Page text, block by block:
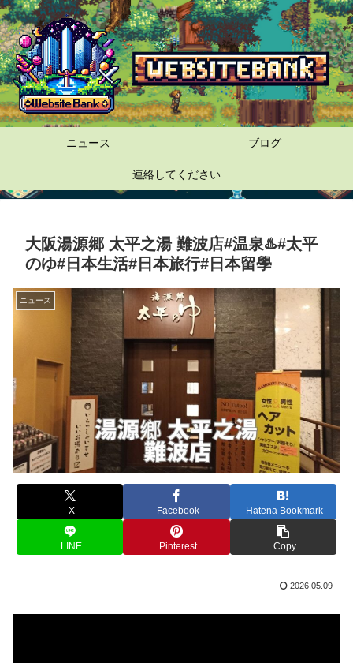
ニュース ブログ
連絡してください
大阪湯源郷 太平之湯 難波店#温泉♨️#太平
のゆ#日本生活#日本旅行#日本留學
ニュース
X Facebook Hatena Bookmark
LINE Pinterest Copy
2026.05.09